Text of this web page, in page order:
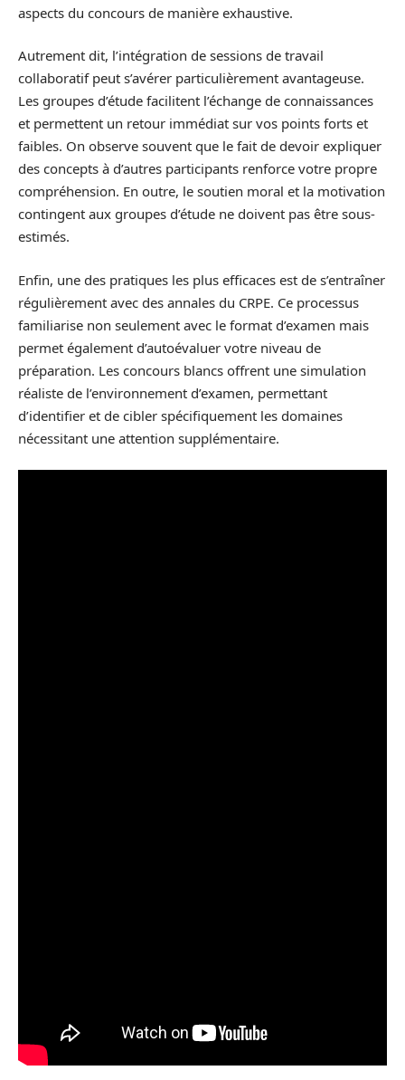
aspects du concours de manière exhaustive.
Autrement dit, l’intégration de sessions de travail
collaboratif peut s’avérer particulièrement avantageuse.
Les groupes d’étude facilitent l’échange de connaissances
et permettent un retour immédiat sur vos points forts et
faibles. On observe souvent que le fait de devoir expliquer
des concepts à d’autres participants renforce votre propre
compréhension. En outre, le soutien moral et la motivation
contingent aux groupes d’étude ne doivent pas être sous-
estimés.
Enfin, une des pratiques les plus efficaces est de s’entraîner
régulièrement avec des annales du CRPE. Ce processus
familiarise non seulement avec le format d’examen mais
permet également d’autoévaluer votre niveau de
préparation. Les concours blancs offrent une simulation
réaliste de l’environnement d’examen, permettant
d’identifier et de cibler spécifiquement les domaines
nécessitant une attention supplémentaire.